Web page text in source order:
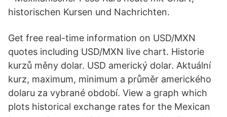
historischen Kursen und Nachrichten.
Get free real-time information on USD/MXN
quotes including USD/MXN live chart. Historie
kurzů měny dolar. USD americký dolar. Aktuální
kurz, maximum, minimum a průměr amerického
dolaru za vybrané období. View a graph which
plots historical exchange rates for the Mexican